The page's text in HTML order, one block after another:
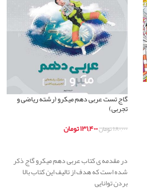
گاج تست عربی دهم میکرو (رشته ریاضی و
تجربی)
۱۸۰,۰۰۰تومان۱۳۱,۴۰۰تومان
در مقدمه ی کتاب عربی دهم میکرو گاج ذکر
شده است که هدف از تالیف این کتاب بالا
بردن توانایی